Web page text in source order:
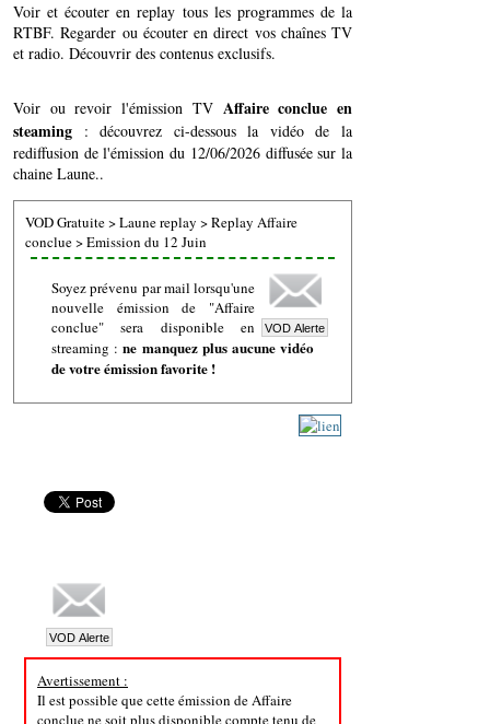
Voir et écouter en replay tous les programmes de la
RTBF. Regarder ou écouter en direct vos chaînes TV
et radio. Découvrir des contenus exclusifs.
Voir ou revoir l'émission TV Affaire conclue en
steaming : découvrez ci-dessous la vidéo de la
rediffusion de l'émission du 12/06/2026 diffusée sur la
chaine Laune..
VOD Gratuite>Laune replay >Replay Affaire
conclue>Emission du 12 Juin
Soyez prévenu par mail lorsqu'une
nouvelle émission de "Affaire
conclue" sera disponible en
streaming :ne manquez plus aucune vidéo
de votre émission favorite !
Avertissement :
Il est possible que cette émission de Affaire
conclue ne soit plus disponible compte tenu de